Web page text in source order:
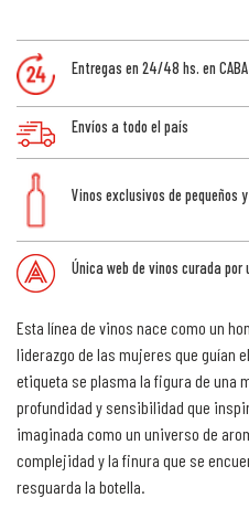
Entregas en 24/48 hs. en CABA
Envíos a todo el país
Vinos exclusivos de pequeños
Única web de vinos curada
Esta línea de vinos nace como un
liderazgo de las mujeres que guían
etiqueta se plasma la figura de una
profundidad y sensibilidad que
imaginada como un universo de
complejidad y la finura que se
resguarda la botella.